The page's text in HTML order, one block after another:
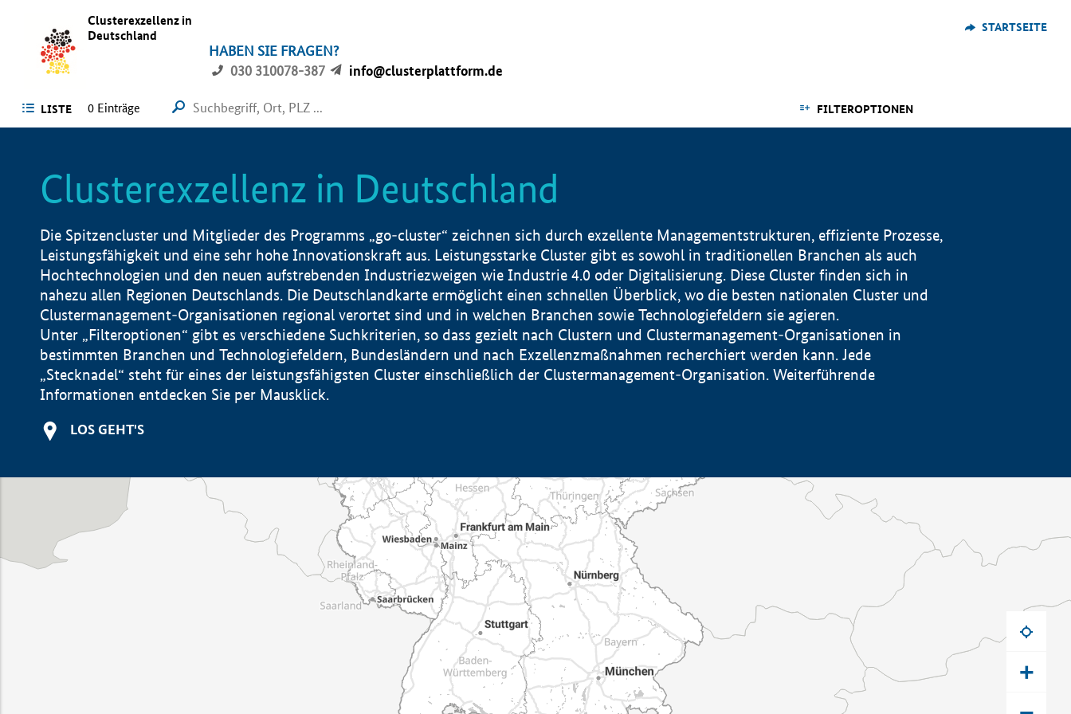
Clusterexzellenz in
Deutschland
HABEN SIE FRAGEN?
030 310078-387
info@clusterplattform.de
STARTSEITE
LISTE FILTEROPTIONEN
0 Einträge
Clusterexzellenz in Deutschland
Die Spitzencluster und Mitglieder des Programms „go-cluster“ zeichnen sich durch exzellente Managementstrukturen, effiziente Prozesse,
Leistungsfähigkeit und eine sehr hohe Innovationskraft aus. Leistungsstarke Cluster gibt es sowohl in traditionellen Branchen als auch
Hochtechnologien und den neuen aufstrebenden Industriezweigen wie Industrie 4.0 oder Digitalisierung. Diese Cluster finden sich in
nahezu allen Regionen Deutschlands. Die Deutschlandkarte ermöglicht einen schnellen Überblick, wo die besten nationalen Cluster und
Clustermanagement-Organisationen regional verortet sind und in welchen Branchen sowie Technologiefeldern sie agieren.
Unter „Filteroptionen“ gibt es verschiedene Suchkriterien, so dass gezielt nach Clustern und Clustermanagement-Organisationen in
bestimmten Branchen und Technologiefeldern, Bundesländern und nach Exzellenzmaßnahmen recherchiert werden kann. Jede
„Stecknadel“ steht für eines der leistungsfähigsten Cluster einschließlich der Clustermanagement-Organisation. Weiterführende
Informationen entdecken Sie per Mausklick.
LOS GEHT'S
+